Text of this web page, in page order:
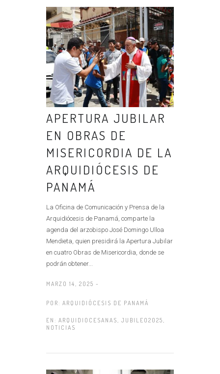
APERTURA JUBILAR
EN OBRAS DE
MISERICORDIA DE LA
ARQUIDIÓCESIS DE
PANAMÁ
La Oficina de Comunicación y Prensa de la
Arquidiócesis de Panamá, comparte la
agenda del arzobispo José Domingo Ulloa
Mendieta, quien presidirá la Apertura Jubilar
en cuatro Obras de Misericordia, donde se
podrán obtener...
MARZO 14, 2025 -
POR: ARQUIDIÓCESIS DE PANAMÁ
EN: ARQUIDIOCESANAS, JUBILEO2025,
NOTICIAS